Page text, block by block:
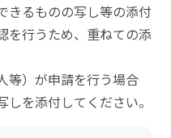
きるものの写し等の添付
を行うため、重ねての添
等）が申請を行う場合
を添付してください。